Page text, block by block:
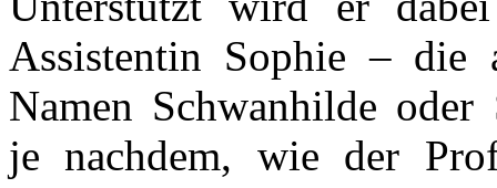
Assistentin Sophie – die
Namen Schwanhilde
je nachdem, wie der